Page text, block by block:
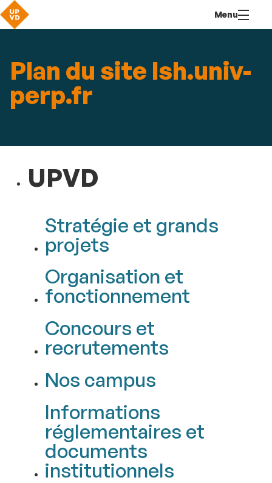
contenu
Menu
Plan du site lsh.univ-
perp.fr
UPVD
Stratégie et grands
projets
Organisation et
fonctionnement
Concours et
recrutements
Nos campus
Informations
réglementaires et
documents
institutionnels